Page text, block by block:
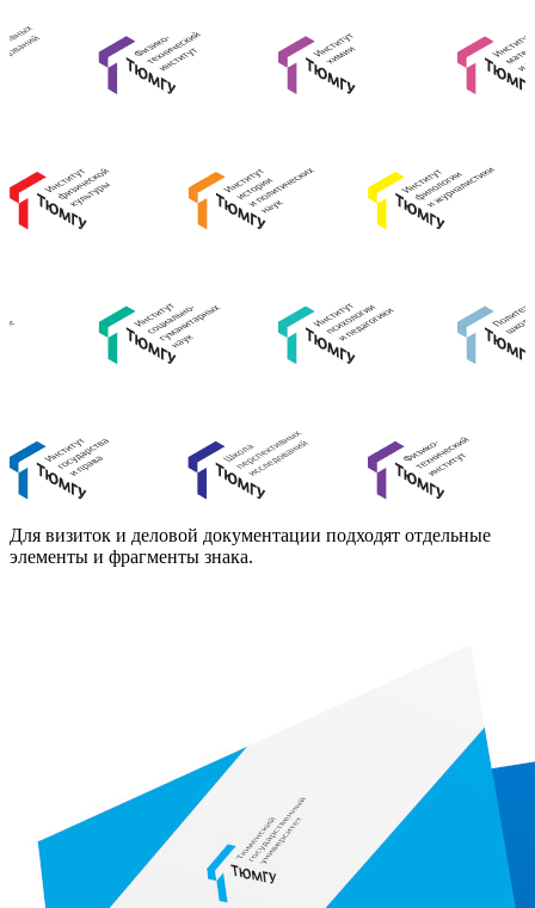
Для визиток и деловой документации подходят отдельные
элементы и фрагменты знака.